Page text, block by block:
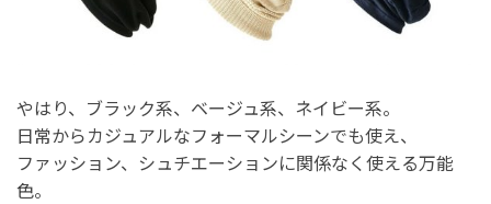
やはり、ブラック系、ベージュ系、ネイビー系。
日常からカジュアルなフォーマルシーンでも使え、
ファッション、シュチエーションに関係なく使える万能
色。